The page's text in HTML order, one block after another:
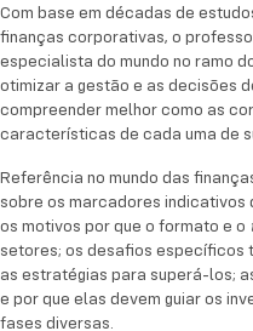
trazidos pelos pontos
estratégias para
de investimento e por
investidores em
diversas.
Leitura essencial para
que deseja criar valor
corporativas, este é o
profissionais
Com base em décadas de
finanças corporativas, o
especialista do mundo no ramo
otimizar a gestão e as decisões
compreender melhor como as
características de cada uma de
Referência no mundo das
sobre os marcadores
os motivos por que o formato e o
setores; os desafios
as estratégias para superá-los;
e por que elas devem guiar os
fases diversas.